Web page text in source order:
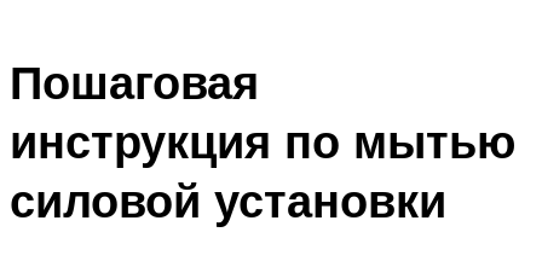
Пошаговая
инструкция по мытью
силовой установки